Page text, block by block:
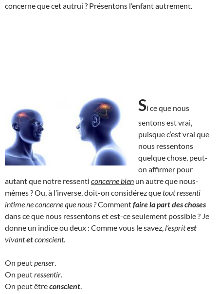
concerne que cet autrui ? Présentons l’enfant autrement.
Si ce que nous
sentons est vrai,
puisque c’est vrai que
nous ressentons
quelque chose, peut-
on affirmer pour
autant que notre ressenti concerne bien un autre que nous-
mêmes ? Ou, à l’inverse, doit-on considérez quetout ressenti
intime ne concerne que nous ?Commentfaire la part des choses
dans ce que nous ressentons et est-ce seulement possible ? Je
donne un indice ou deux : Comme vous le savez, l’espritest
vivantetconscient.
On peutpenser
On peutressentir
On peut êtreconscient